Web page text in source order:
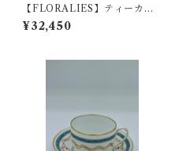
【FLORALIES】ティーカッ
プ ソーサー（rh-0461）
¥32,450